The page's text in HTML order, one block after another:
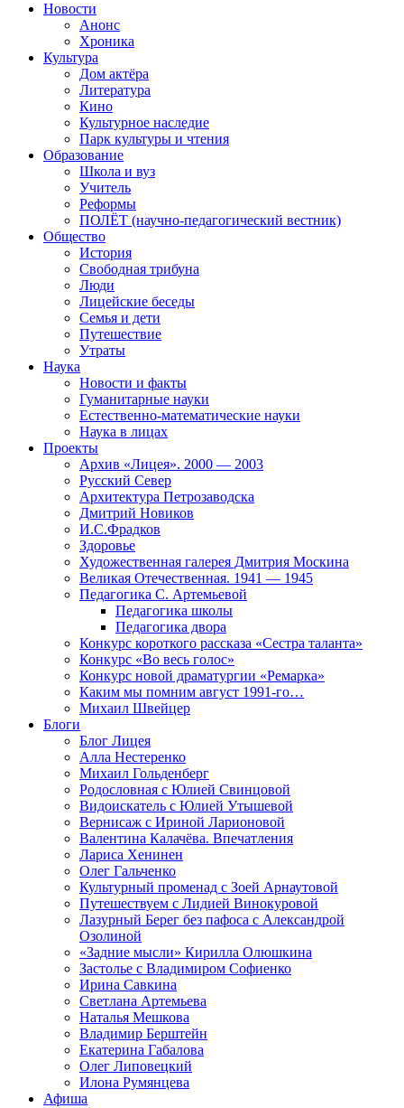
Новости
Анонс
Хроника
Культура
Дом актёра
Литература
Кино
Культурное наследие
Парк культуры и чтения
Образование
Школа и вуз
Учитель
Реформы
ПОЛЁТ (научно-педагогический вестник)
Общество
История
Свободная трибуна
Люди
Лицейские беседы
Семья и дети
Путешествие
Утраты
Наука
Новости и факты
Гуманитарные науки
Естественно-математические науки
Наука в лицах
Проекты
Архив «Лицея». 2000 — 2003
Русский Север
Архитектура Петрозаводска
Дмитрий Новиков
И.С.Фрадков
Здоровье
Художественная галерея Дмитрия Москина
Великая Отечественная. 1941 — 1945
Педагогика С. Артемьевой
Педагогика школы
Педагогика двора
Конкурс короткого рассказа «Сестра таланта»
Конкурс «Во весь голос»
Конкурс новой драматургии «Ремарка»
Каким мы помним август 1991-го…
Михаил Швейцер
Блоги
Блог Лицея
Алла Нестеренко
Михаил Гольденберг
Родословная с Юлией Свинцовой
Видоискатель с Юлией Утышевой
Вернисаж с Ириной Ларионовой
Валентина Калачёва. Впечатления
Лариса Хенинен
Олег Гальченко
Культурный променад с Зоей Арнаутовой
Путешествуем с Лидией Винокуровой
Лазурный Берег без пафоса с Александрой
Озолиной
«Задние мысли» Кирилла Олюшкина
Застолье с Владимиром Софиенко
Ирина Савкина
Светлана Артемьева
Наталья Мешкова
Владимир Берштейн
Екатерина Габалова
Олег Липовецкий
Илона Румянцева
Афиша